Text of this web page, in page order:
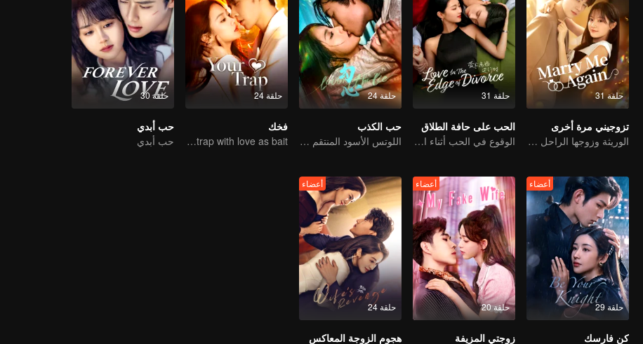
حلقة 31
تزوجيني مرة أخرى
الوريثة وزوجها الراحل المزدوج
حلقة 31
الحب على حافة الطلاق
الوقوع في الحب أثناء الطلاق
حلقة 24
حب الكذب
اللوتس الأسود المنتقم يقع في حب الشاب المارق
حلقة 24
فخك
Lure you into the trap with love as bait
حلقة 30
حب أبدي
حب أبدي
حلقة 29
أعضاء
كن فارسك
حلقة 20
أعضاء
زوجتي المزيفة
حلقة 24
أعضاء
هجوم الزوجة المعاكس